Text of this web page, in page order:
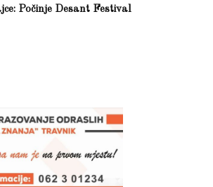
Počinje Desant Festival